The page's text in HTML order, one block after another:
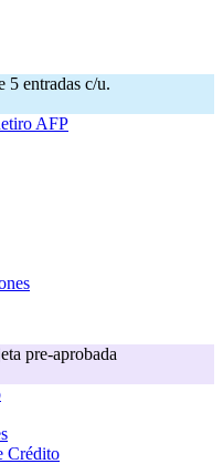
5 entradas c/u.
AFP
pre-aprobada
Crédito